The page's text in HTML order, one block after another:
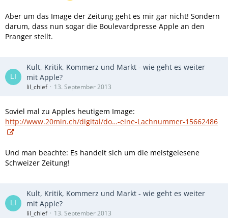
Aber um das Image der Zeitung geht es mir gar nicht! Sondern
darum, dass nun sogar die Boulevardpresse Apple an den
Pranger stellt.
Kult, Kritik, Kommerz und Markt - wie geht es weiter
mit Apple?
lil_chief 13. September 2013
Soviel mal zu Apples heutigem Image:
http://www.20min.ch/digital/do…-eine-Lachnummer-15662486
Und man beachte: Es handelt sich um die meistgelesene
Schweizer Zeitung!
Kult, Kritik, Kommerz und Markt - wie geht es weiter
mit Apple?
lil_chief 13. September 2013